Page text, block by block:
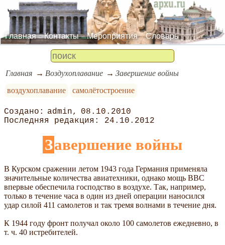
Главная Контакты Мероприятия Словарь
Главная Воздухоплавание
Завершение войны
воздухоплавание
самолётостроение
admin
08.10.2010
24.10.2012
Завершение войны
В Курском сражении летом 1943 года Германия применяла
значительные количества авиатехники, однако мощь ВВС
впервые обеспечила господство в воздухе. Так, например,
только в течение часа в один из дней операции наносился
удар силой 411 самолетов и так тремя волнами в течение дня.
К 1944 году фронт получал около 100 самолетов ежедневно, в
т. ч. 40 истребителей.